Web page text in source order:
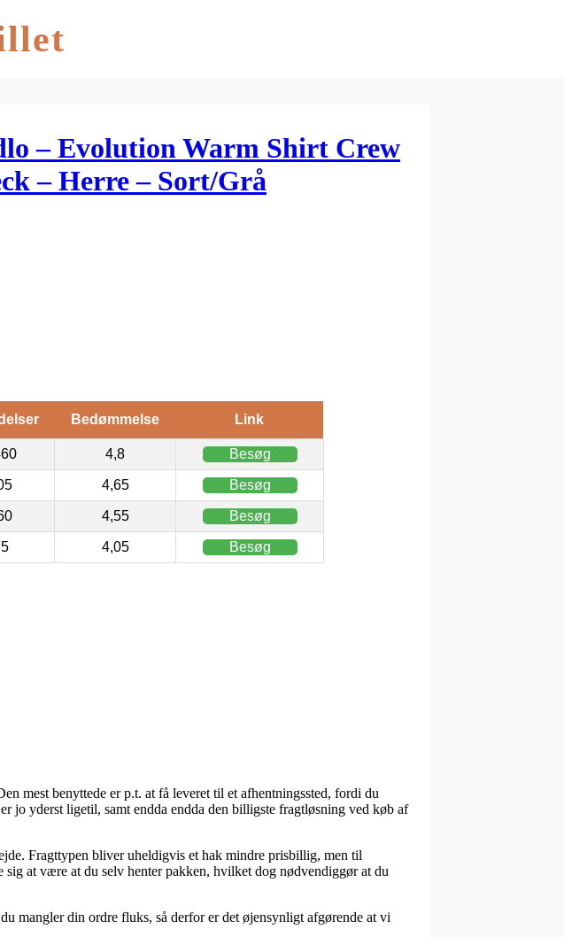
– Evolution Warm Shirt Crew
– Herre – Sort/Grå
Bedømmelse Link
4,8 Besøg
4,65 Besøg
4,55 Besøg
4,05 Besøg
mest benyttede er p.t. at få leveret til et afhentningssted, fordi du
jo yderst ligetil, samt endda endda den billigste fragtløsning ved køb af
Fragttypen bliver uheldigvis et hak mindre prisbillig, men til
at være at du selv henter pakken, hvilket dog nødvendiggør at du
mangler din ordre fluks, så derfor er det øjensynligt afgørende at vi